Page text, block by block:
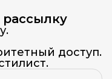
доступ.